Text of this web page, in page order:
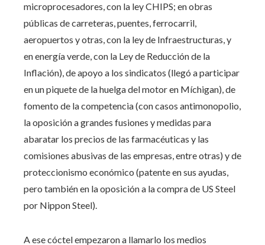
microprocesadores, con la ley CHIPS; en obras
públicas de carreteras, puentes, ferrocarril,
aeropuertos y otras, con la ley de Infraestructuras, y
en energía verde, con la Ley de Reducción de la
Inflación), de apoyo a los sindicatos (llegó a participar
en un piquete de la huelga del motor en Míchigan), de
fomento de la competencia (con casos antimonopolio,
la oposición a grandes fusiones y medidas para
abaratar los precios de las farmacéuticas y las
comisiones abusivas de las empresas, entre otras) y de
proteccionismo económico (patente en sus ayudas,
pero también en la oposición a la compra de US Steel
por Nippon Steel).
A ese cóctel empezaron a llamarlo los medios